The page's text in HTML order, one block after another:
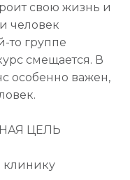
свою жизнь и
человек
то группе
смещается. В
особенно важен,
ЦЕЛЬ
клинику